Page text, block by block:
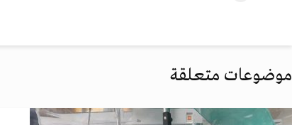
موضوعات متعلقة